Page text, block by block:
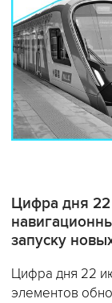
Цифра дня
запуску
Цифра дня 22
элементов